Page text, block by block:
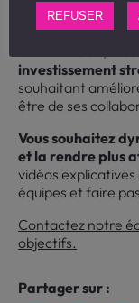
collective.
investissement
souhaitant
être de ses
Vous souhaitez
et la rendre plus
vidéos
équipes et faire
Contactez notre
objectifs.
Partager sur :
REFUSER